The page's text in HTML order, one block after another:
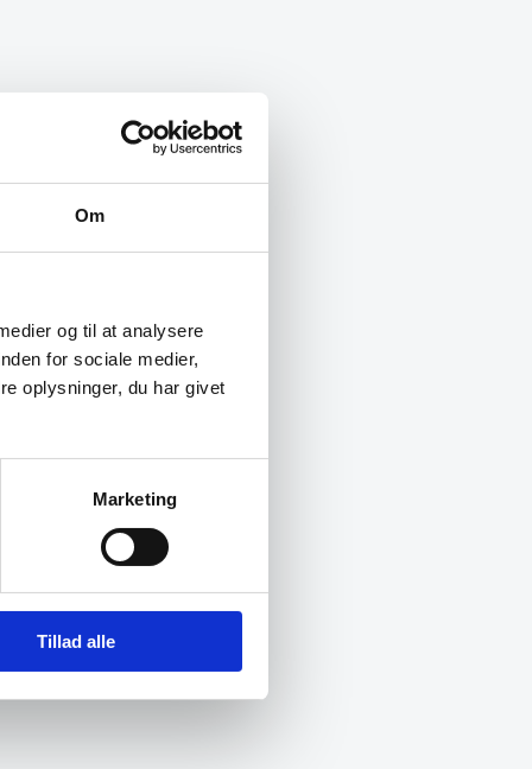
Om
og til at analysere
for sociale medier,
oplysninger, du har givet
Marketing
Tillad alle